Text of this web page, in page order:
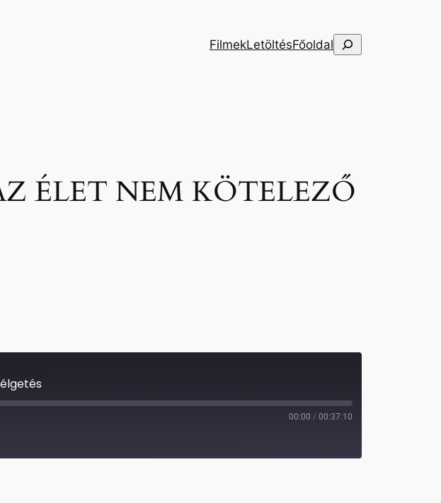
FilmekLetöltésFőoldal Keresés
ÉLET NEM KÖTELEZŐ
00:00 / 00:37:10